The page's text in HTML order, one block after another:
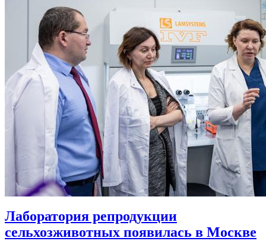
Лаборатория репродукции
сельхозживотных появилась в Москве